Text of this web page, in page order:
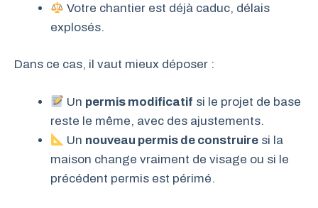
Votre chantier est déjà caduc, délais
explosés.
Dans ce cas, il vaut mieux déposer :
Un permis modificatif si le projet de base
reste le même, avec des ajustements.
Un nouveau permis de construire si la
maison change vraiment de visage ou si le
précédent permis est périmé.